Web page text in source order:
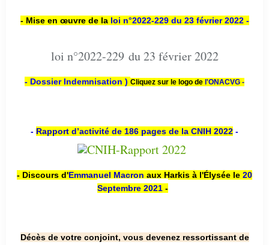
- Mise en œuvre de la loi n°2022-229 du 23 février 2022 -
loi n°2022-229 du 23 février 2022
- Dossier Indemnisation ) Cliquez sur le logo de l'ONACVG -
- Rapport d’activité de 186 pages de la CNIH 2022 -
- Discours d'Emmanuel Macron aux Harkis à l'Élysée le 20
Septembre 2021 -
Décès de votre conjoint, vous devenez ressortissant de